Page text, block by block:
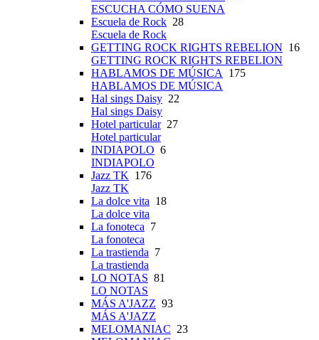
ESCUCHA CÓMO SUENA
Escuela de Rock 28
Escuela de Rock
GETTING ROCK RIGHTS REBELION 16
GETTING ROCK RIGHTS REBELION
HABLAMOS DE MÚSICA
175
HABLAMOS DE MÚSICA
Hal sings Daisy 22
Hal sings Daisy
Hotel particular27
Hotel particular
INDIAPOLO 6
INDIAPOLO
Jazz TK 176
Jazz TK
La dolce vita 18
La dolce vita
La fonoteca 7
La fonoteca
La trastienda 7
La trastienda
LO NOTAS 81
LO NOTAS
MÁS A'JAZZ 93
MÁS A'JAZZ
MELOMANIAC 23